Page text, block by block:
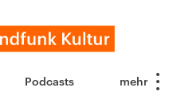
Podcasts